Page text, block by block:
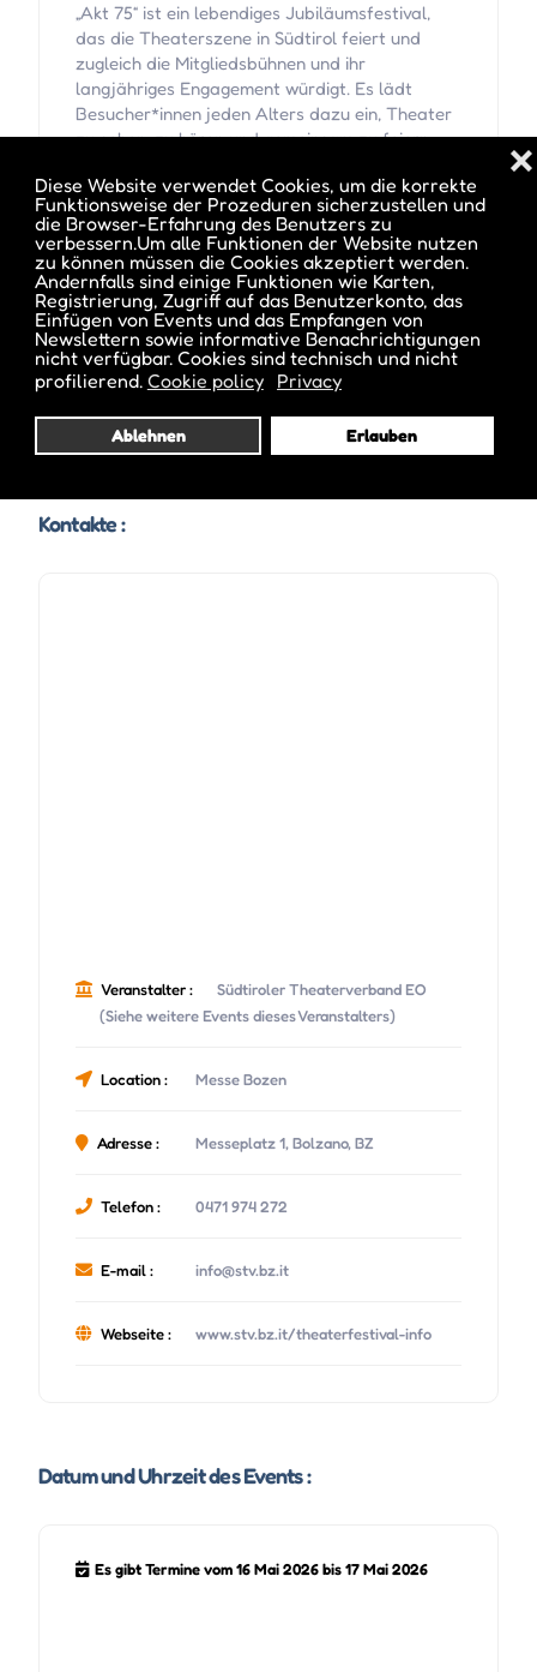
Diese Website verwendet Cookies, um die korrekte
Funktionsweise der Prozeduren sicherzustellen und
die Browser-Erfahrung des Benutzers zu
verbessern.Um alle Funktionen der Website nutzen
zu können müssen die Cookies akzeptiert werden.
Andernfalls sind einige Funktionen wie Karten,
Registrierung, Zugriff auf das Benutzerkonto, das
Einfügen von Events und das Empfangen von
Newslettern sowie informative Benachrichtigungen
nicht verfügbar. Cookies sind technisch und nicht
profilierend. Cookie policy Privacy
Ablehnen Erlauben
❌
„Akt 75“ ist ein lebendiges Jubiläumsfestival,
das die Theaterszene in Südtirol feiert und
zugleich die Mitgliedsbühnen und ihr
langjähriges Engagement würdigt. Es lädt
Besucher*innen jeden Alters dazu ein, Theater
zu sehen, zu hören und gemeinsam zu feiern.
Workshops, vielfältigem kulinarischem Angebot
und einem abwechslungsreichen
Musikprogramm wird das Festival zu einem
unvergesslichen Erlebnis für alle Generationen.
Das genaue Programm mit allen Spielzeiten und
Aufführungen wird noch bekannt gegeben.
Kontakte :
Veranstalter :
Südtiroler Theaterverband EO
(Siehe weitere Events dieses Veranstalters)
Location : Messe Bozen
Adresse : Messeplatz 1, Bolzano, BZ
Telefon : 0471 974 272
E-mail : info@stv.bz.it
Webseite : www.stv.bz.it/theaterfestival-info
Datum und Uhrzeit des Events :
Es gibt Termine vom 16 Mai 2026 bis 17 Mai 2026